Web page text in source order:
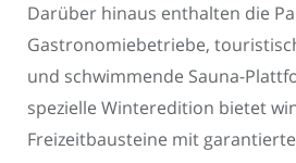
Darüber hinaus enthalten die
Gastronomiebetriebe,
und schwimmende Sauna-
spezielle Winteredition bietet
Freizeitbausteine mit